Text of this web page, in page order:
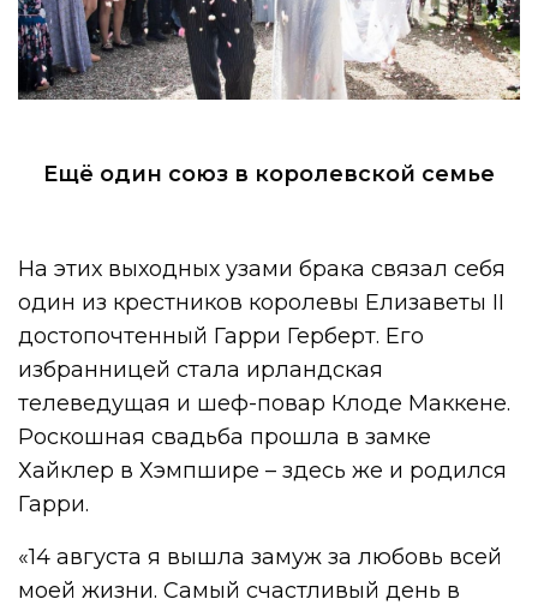
Ещё один союз в королевской семье
На этих выходных узами брака связал себя
один из крестников королевы Елизаветы II
достопочтенный Гарри Герберт. Его
избранницей стала ирландская
телеведущая и шеф-повар Клоде Маккене.
Роскошная свадьба прошла в замке
Хайклер в Хэмпшире – здесь же и родился
Гарри.
«14 августа я вышла замуж за любовь всей
моей жизни. Самый счастливый день в